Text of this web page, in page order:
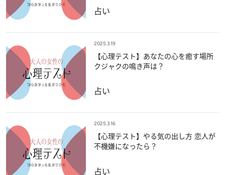
占い
2025.3.19
【心理テスト】あなたの心を癒す場所
クジャクの鳴き声は？
占い
2025.3.16
【心理テスト】やる気の出し方 恋人が
不機嫌になったら？
占い